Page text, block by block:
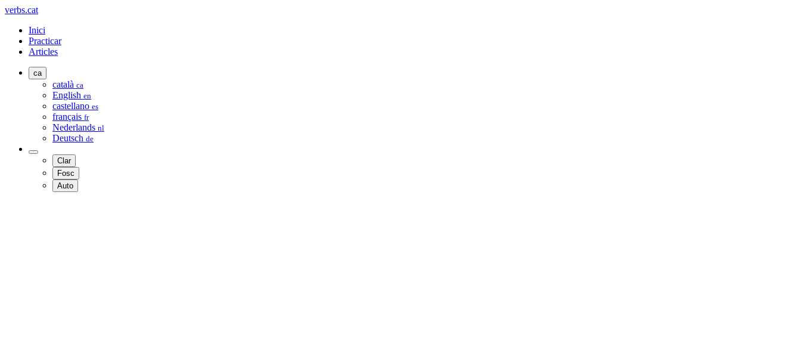
verbs.cat
Inici
Practicar
Articles
ca
català ca
English en
castellano es
français fr
Nederlands nl
Deutsch de
Clar
Fosc
Auto